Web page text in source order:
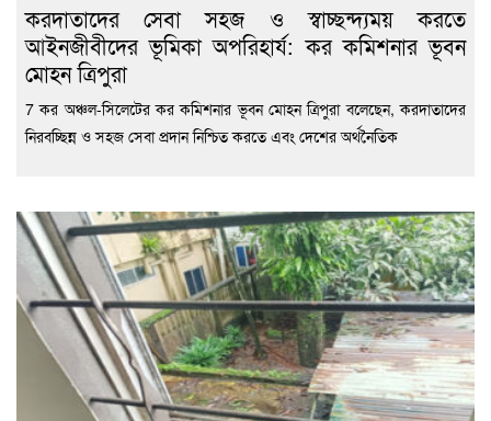
করদাতাদের সেবা সহজ ও স্বাচ্ছন্দ্যময় করতে
আইনজীবীদের ভূমিকা অপরিহার্য: কর কমিশনার ভূবন
মোহন ত্রিপুরা
7 কর অঞ্চল-সিলেটের কর কমিশনার ভূবন মোহন ত্রিপুরা বলেছেন, করদাতাদের
নিরবচ্ছিন্ন ও সহজ সেবা প্রদান নিশ্চিত করতে এবং দেশের অর্থনৈতিক